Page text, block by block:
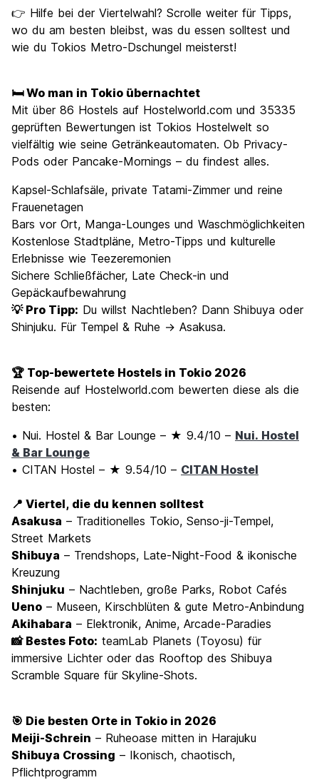
👉 Hilfe bei der Viertelwahl? Scrolle weiter für Tipps,
wo du am besten bleibst, was du essen solltest und
wie du Tokios Metro-Dschungel meisterst!
🛏️ Wo man in Tokio übernachtet
Mit über 86 Hostels auf Hostelworld.com und 35335
geprüften Bewertungen ist Tokios Hostelwelt so
vielfältig wie seine Getränkeautomaten. Ob Privacy-
Pods oder Pancake-Mornings – du findest alles.
Kapsel-Schlafsäle, private Tatami-Zimmer und reine
Frauenetagen
Bars vor Ort, Manga-Lounges und Waschmöglichkeiten
Kostenlose Stadtpläne, Metro-Tipps und kulturelle
Erlebnisse wie Teezeremonien
Sichere Schließfächer, Late Check-in und
Gepäckaufbewahrung
💡 Pro Tipp: Du willst Nachtleben? Dann Shibuya oder
Shinjuku. Für Tempel & Ruhe → Asakusa.
🏆 Top-bewertete Hostels in Tokio 2026
Reisende auf Hostelworld.com bewerten diese als die
besten:
• Nui. Hostel & Bar Lounge – ★ 9.4/10 – Nui. Hostel
& Bar Lounge
• CITAN Hostel – ★ 9.54/10 – CITAN Hostel
📍 Viertel, die du kennen solltest
Asakusa – Traditionelles Tokio, Senso-ji-Tempel,
Street Markets
Shibuya – Trendshops, Late-Night-Food & ikonische
Kreuzung
Shinjuku – Nachtleben, große Parks, Robot Cafés
Ueno – Museen, Kirschblüten & gute Metro-Anbindung
Akihabara – Elektronik, Anime, Arcade-Paradies
📸 Bestes Foto: teamLab Planets (Toyosu) für
immersive Lichter oder das Rooftop des Shibuya
Scramble Square für Skyline-Shots.
🎯 Die besten Orte in Tokio in 2026
Meiji-Schrein – Ruheoase mitten in Harajuku
Shibuya Crossing – Ikonisch, chaotisch,
Pflichtprogramm